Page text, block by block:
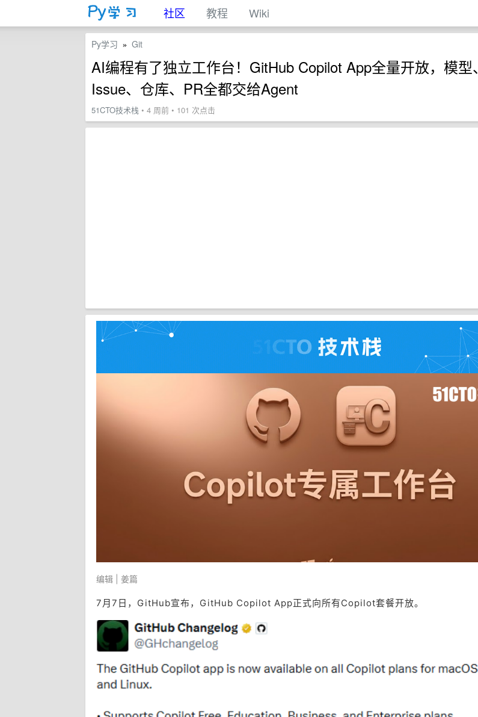
社区 教程 Wiki
Py学习 » Git
AI编程有了独立工作台！GitHub Copilot App全量开放，模型、
Issue、仓库、PR全都交给Agent
51CTO技术栈 • 4 周前 • 101 次点击
编辑 | 姜篇
7月7日，GitHub宣布，GitHub Copilot App正式向所有Copilot套餐开放。